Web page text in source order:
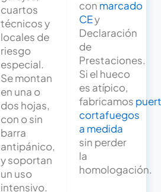
cuartos
técnicos y
locales de
riesgo
especial.
Se montan
en una o
dos hojas,
con o sin
barra
antipánico,
y soportan
un uso
intensivo.
con marcado
CEy
Declaración
de
Prestaciones.
Si el hueco
es atípico,
fabricamos
cortafuegos
a medida
sin perder
la
homologación.